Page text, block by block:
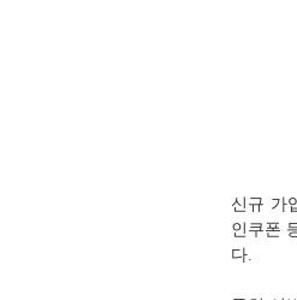
신규 가
인쿠폰
다.